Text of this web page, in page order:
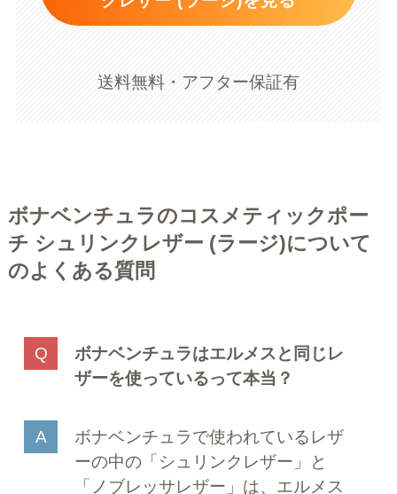
送料無料・アフター保証有
ボナベンチュラのコスメティックポー
チ シュリンクレザー (ラージ)について
のよくある質問
ボナベンチュラはエルメスと同じレ
ザーを使っているって本当？
ボナベンチュラで使われているレザ
ーの中の「シュリンクレザー」と
「ノブレッサレザー」は、エルメス